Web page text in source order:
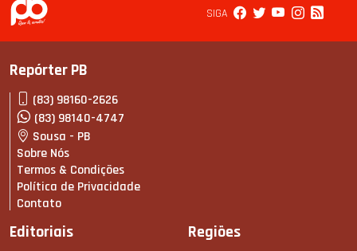
SIGA
Repórter PB
(83) 98160-2626
(83) 98140-4747
Sousa - PB
Sobre Nós
Termos & Condições
Política de Privacidade
Contato
Editoriais Regiões